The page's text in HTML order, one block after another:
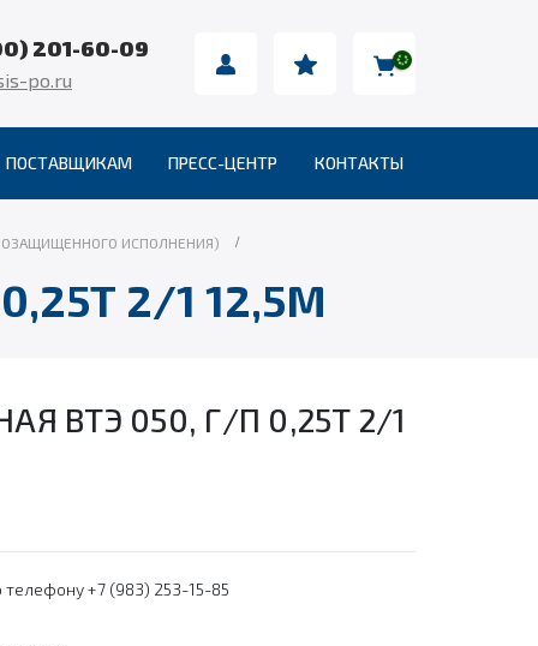
201-60-09
po.ru
ПОСТАВЩИКАМ ПРЕСС-ЦЕНТР КОНТАКТЫ
ИСПОЛНЕНИЯ)
2/1 12,5М
ВТЭ 050, Г/П 0,25Т 2/1
телефону +7 (983) 253-15-85